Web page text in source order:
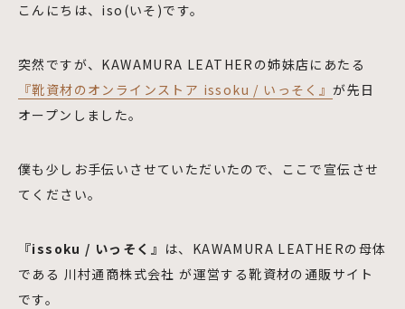
こんにちは、iso(いそ)です。
突然ですが、KAWAMURA LEATHERの姉妹店にあたる
『靴資材のオンラインストア issoku / いっそく』が先日
オープンしました。
僕も少しお手伝いさせていただいたので、ここで宣伝させ
てください。
『issoku / いっそく』 は、KAWAMURA LEATHERの母体
である 川村通商株式会社 が運営する靴資材の通販サイト
です。